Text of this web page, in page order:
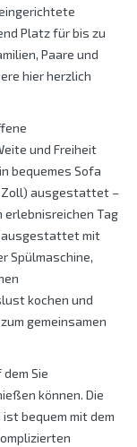
Platz für bis zu
Paare und
hier herzlich
und Freiheit
bequemes Sofa
Zoll) ausgestattet –
erlebnisreichen Tag
ausgestattet mit
Spülmaschine,
kochen und
gemeinsamen
Sie
können. Die
bequem mit dem